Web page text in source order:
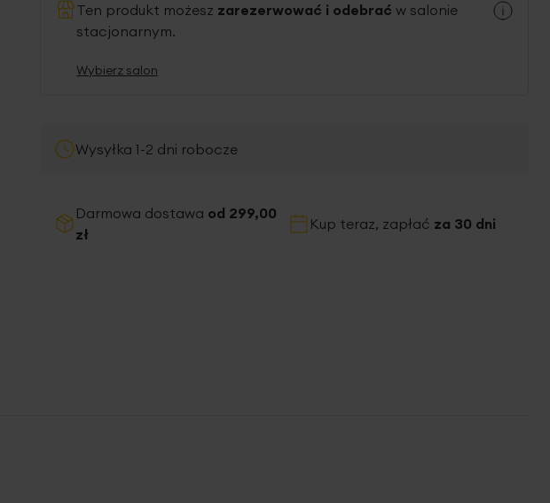
Ten produkt możesz zarezerwować i odebrać w salonie
stacjonarnym.
Wybierz salon
Wysyłka 1-2 dni robocze
Darmowa dostawa od 299,00
zł
Kup teraz, zapłać za 30 dni